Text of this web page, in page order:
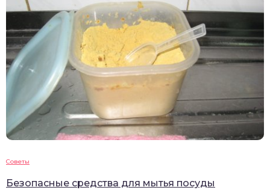
Советы
Безопасные средства для мытья посуды